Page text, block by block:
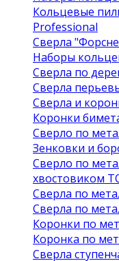
Кольцевые
Professional
Сверла
Наборы
Сверла по
Сверла
Сверла и
Коронки
Сверло по
Зенковки и
Сверло по
хвостовиком
Сверла по
Сверла по
Коронки по
Коронка по
Сверла